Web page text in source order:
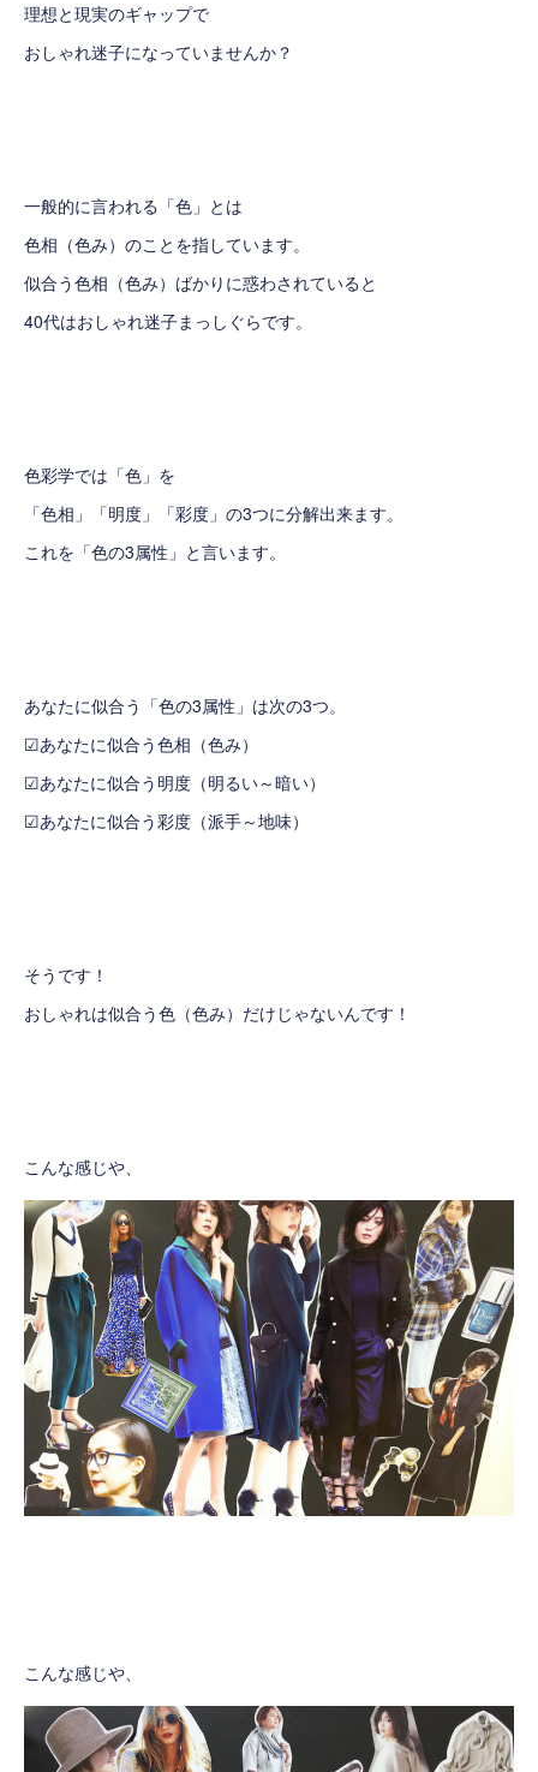
理想と現実のギャップで
おしゃれ迷子になっていませんか？
一般的に言われる「色」とは
色相（色み）のことを指しています。
似合う色相（色み）ばかりに惑わされていると
40代はおしゃれ迷子まっしぐらです。
色彩学では「色」を
「色相」「明度」「彩度」の3つに分解出来ます。
これを「色の3属性」と言います。
あなたに似合う「色の3属性」は次の3つ。
☑あなたに似合う色相（色み）
☑あなたに似合う明度（明るい～暗い）
☑あなたに似合う彩度（派手～地味）
そうです！
おしゃれは似合う色（色み）だけじゃないんです！
こんな感じや、
こんな感じや、